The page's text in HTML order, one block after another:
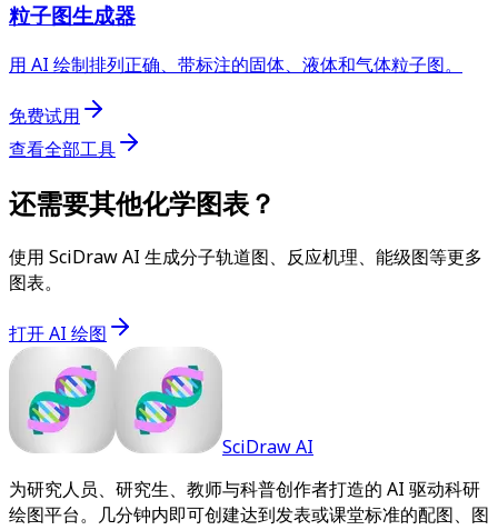
粒子图生成器
用 AI 绘制排列正确、带标注的固体、液体和气体粒子图。
免费试用
查看全部工具
还需要其他化学图表？
使用 SciDraw AI 生成分子轨道图、反应机理、能级图等更多
图表。
打开 AI 绘图
SciDraw AI
为研究人员、研究生、教师与科普创作者打造的 AI 驱动科研
绘图平台。几分钟内即可创建达到发表或课堂标准的配图、图